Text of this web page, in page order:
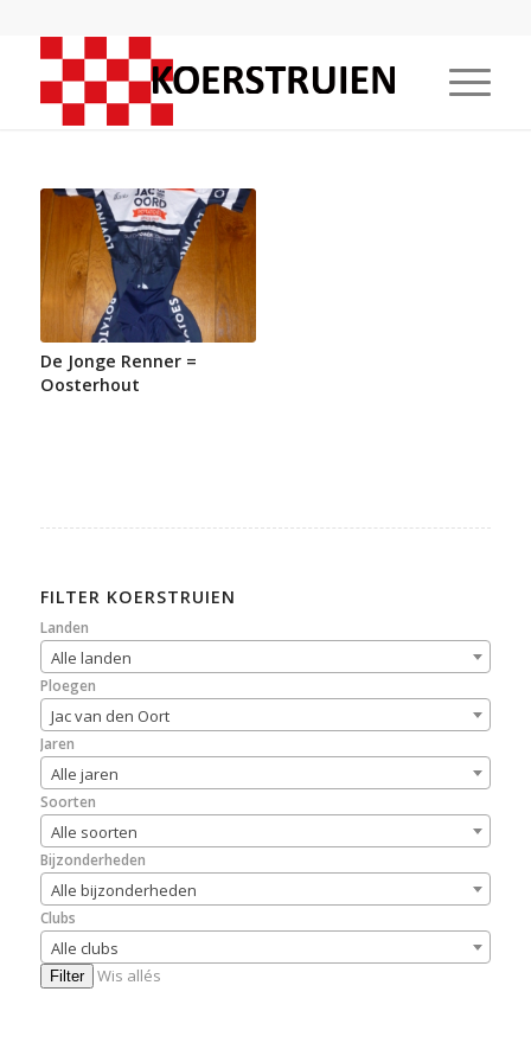
De Jonge Renner =
Oosterhout
FILTER KOERSTRUIEN
Landen
Alle landen
Ploegen
Jac van den Oort
Jaren
Alle jaren
Soorten
Alle soorten
Bijzonderheden
Alle bijzonderheden
Clubs
Alle clubs
Filter Wis allés